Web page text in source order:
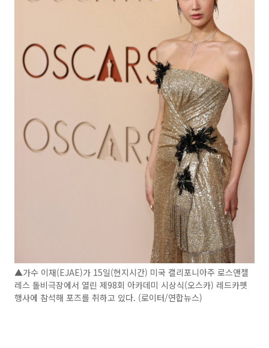
▲가수 이재(EJAE)가 15일(현지시간) 미국 캘리포니아주 로스앤젤
레스 돌비극장에서 열린 제98회 아카데미 시상식(오스카) 레드카펫
행사에 참석해 포즈를 취하고 있다. (로이터/연합뉴스)